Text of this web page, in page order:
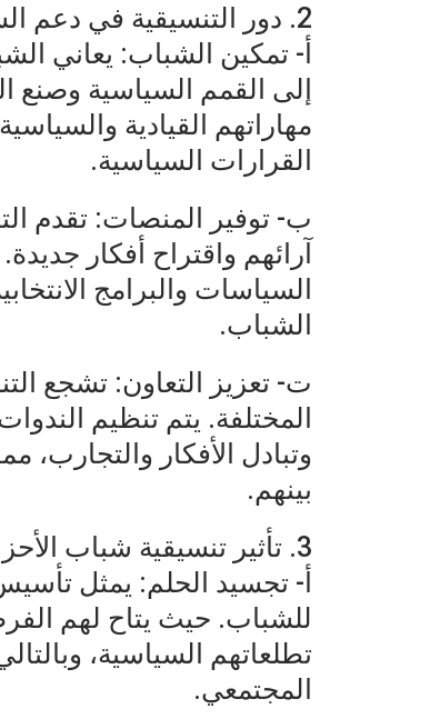
2. دور التنسيقية في دعم الشباب:
أ- تمكين الشباب: يعاني
إلى القمم السياسية وصنع
مهاراتهم القيادية
القرارات السياسية.
ب- توفير المنصات: تقدم
آرائهم واقتراح أفكار
السياسات والبرامج
الشباب.
ت- تعزيز التعاون: تشجع
المختلفة. يتم تنظيم
وتبادل الأفكار
بينهم.
3. تأثير تنسيقية شباب الأحزاب على المجتمع:
أ- تجسيد الحلم: يمثل
للشباب. حيث يتاح لهم
تطلعاتهم السياسية،
المجتمعي.